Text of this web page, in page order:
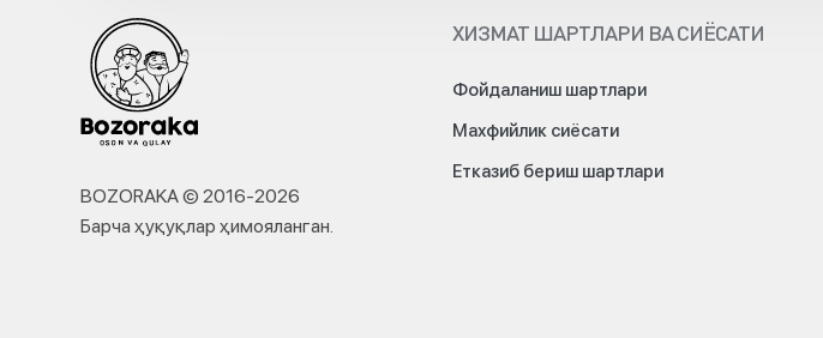
BOZORAKA © 2016-2026
Барча ҳуқуқлар ҳимояланган.
ХИЗМАТ ШАРТЛАРИ ВА СИЁСАТИ
Фойдаланиш шартлари
Махфийлик сиёсати
Етказиб бериш шартлари